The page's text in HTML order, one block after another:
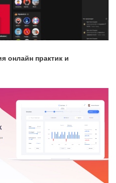
онлайн практик и